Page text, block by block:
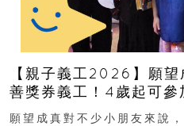
【親子義工2026】願
善獎券義工！4歲起可
新界
願望成真對不少小朋友來說